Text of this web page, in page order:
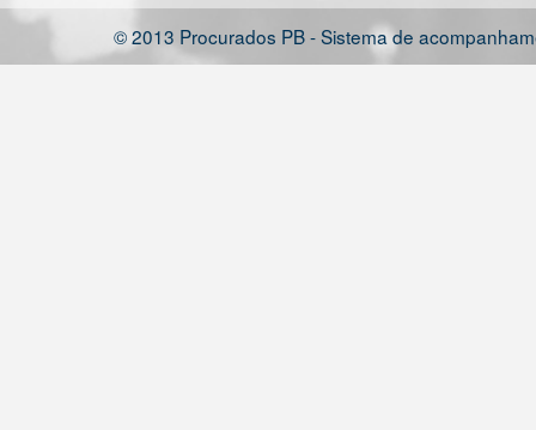
© 2013 Procurados PB - Sistema de